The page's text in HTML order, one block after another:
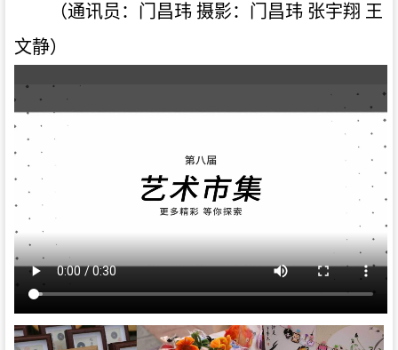
（通讯员：门昌玮 摄影：门昌玮 张宇翔 王
文静）